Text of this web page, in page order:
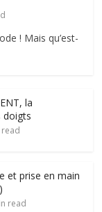
! Mais qu’est-
la
doigts
et prise en main
read